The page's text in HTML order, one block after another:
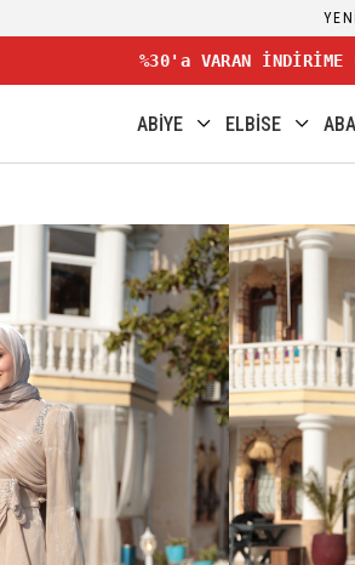
%30'a VARAN İNDİRİME
ABİYE ELBİSE